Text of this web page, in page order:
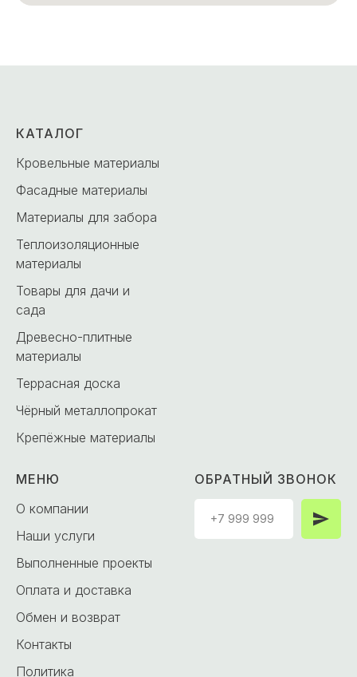
КАТАЛОГ
Кровельные материалы
Фасадные материалы
Материалы для забора
Теплоизоляционные
материалы
Товары для дачи и
сада
Древесно-плитные
материалы
Террасная доска
Чёрный металлопрокат
Крепёжные материалы
МЕНЮ
О компании
Наши услуги
Выполненные проекты
Оплата и доставка
Обмен и возврат
Контакты
Политика
ОБРАТНЫЙ ЗВОНОК